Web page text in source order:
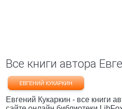
Все книги автора
ЕВГЕНИЙ КУКАРКИН
Евгений Кукаркин - все книги